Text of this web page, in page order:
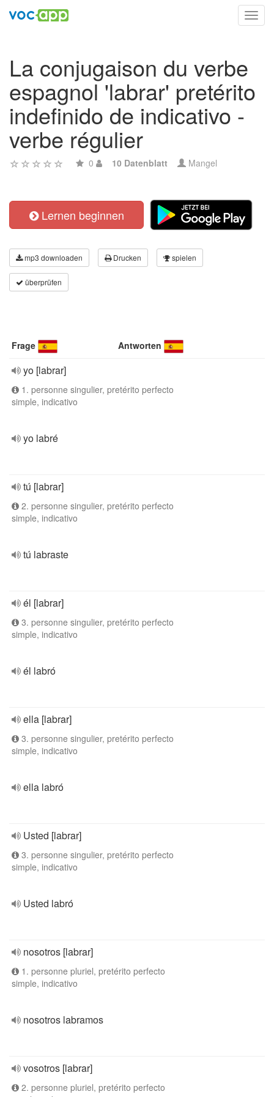
La conjugaison du verbe
espagnol 'labrar' pretérito
indefinido de indicativo -
verbe régulier
0 10 Datenblatt Mangel
Lernen beginnen
mp3 downloaden Drucken spielen
überprüfen
Frage Antworten
yo [labrar]
1. personne singulier, pretérito perfecto
simple, indicativo
yo labré
tú [labrar]
2. personne singulier, pretérito perfecto
simple, indicativo
tú labraste
él [labrar]
3. personne singulier, pretérito perfecto
simple, indicativo
él labró
ella [labrar]
3. personne singulier, pretérito perfecto
simple, indicativo
ella labró
Usted [labrar]
3. personne singulier, pretérito perfecto
simple, indicativo
Usted labró
nosotros [labrar]
1. personne pluriel, pretérito perfecto
simple, indicativo
nosotros labramos
vosotros [labrar]
2. personne pluriel, pretérito perfecto